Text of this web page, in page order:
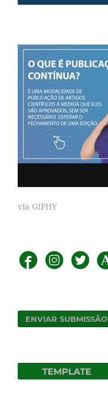
via GIPHY
ENVIAR SUBMISSÃO